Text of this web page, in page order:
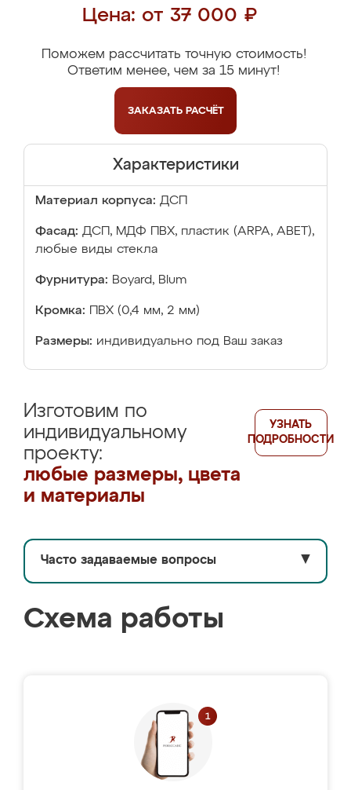
Цена: от 37 000 ₽
Поможем рассчитать точную стоимость!
Ответим менее, чем за 15 минут!
ЗАКАЗАТЬ РАСЧЁТ
Характеристики
Материал корпуса: ДСП
Фасад: ДСП, МДФ ПВХ, пластик (ARPA, ABET),
любые виды стекла
Фурнитура: Boyard, Blum
Кромка: ПВХ (0,4 мм, 2 мм)
Размеры: индивидуально под Ваш заказ
Изготовим по
индивидуальному
проекту:
любые размеры, цвета
и материалы
УЗНАТЬ
ПОДРОБНОСТИ
Часто задаваемые вопросы ▼
Схема работы